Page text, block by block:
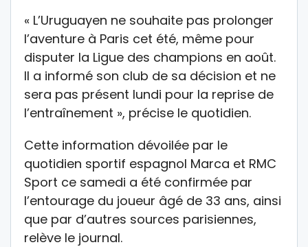
« L’Uruguayen ne souhaite pas prolonger
l’aventure à Paris cet été, même pour
disputer la Ligue des champions en août.
Il a informé son club de sa décision et ne
sera pas présent lundi pour la reprise de
l’entraînement », précise le quotidien.
Cette information dévoilée par le
quotidien sportif espagnol Marca et RMC
Sport ce samedi a été confirmée par
l’entourage du joueur âgé de 33 ans, ainsi
que par d’autres sources parisiennes,
relève le journal.